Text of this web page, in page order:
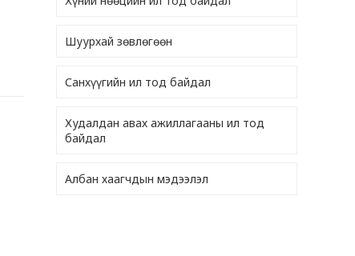
Шуурхай зөвлөгөөн
Санхүүгийн ил тод байдал
Худалдан авах ажиллагааны ил тод
байдал
Албан хаагчдын мэдээлэл